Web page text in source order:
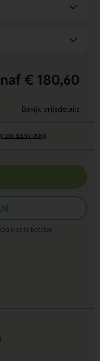
€ 180,60
Bekijk prijsdetails
op aanvraag
niet te betalen